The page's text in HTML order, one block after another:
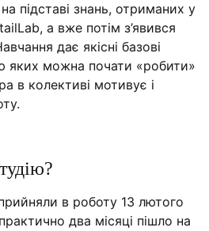
підставі знань, отриманих у
а вже потім з’явився
дає якісні базові
яких можна почати «робити»
в колективі мотивує і
в роботу 13 лютого
два місяці пішло на